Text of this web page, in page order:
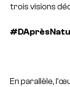
trois visions
En parallèle,